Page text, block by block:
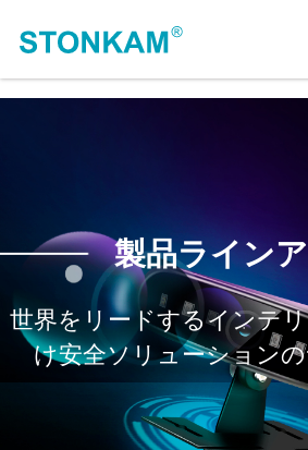
製品ライン
世界をリードするインテ
け安全ソリューション